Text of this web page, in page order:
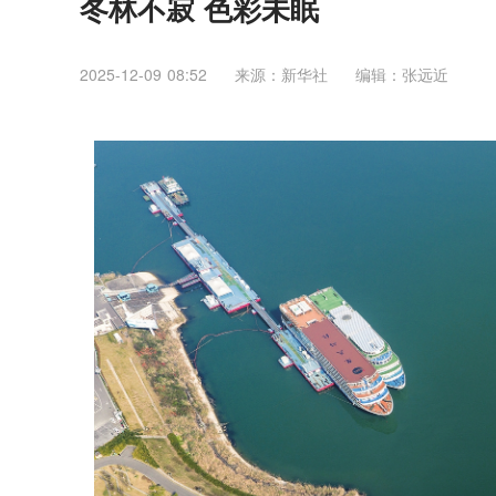
冬林不寂 色彩未眠
2025-12-09 08:52 来源：新华社 编辑：张远近